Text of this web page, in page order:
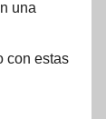
una
con estas